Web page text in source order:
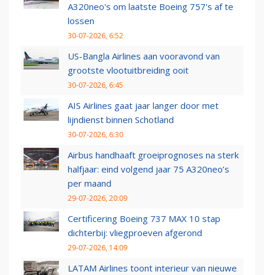
A320neo's om laatste Boeing 757's af te
lossen
30-07-2026, 6:52
US-Bangla Airlines aan vooravond van
grootste vlootuitbreiding ooit
30-07-2026, 6:45
AIS Airlines gaat jaar langer door met
lijndienst binnen Schotland
30-07-2026, 6:30
Airbus handhaaft groeiprognoses na sterk
halfjaar: eind volgend jaar 75 A320neo’s
per maand
29-07-2026, 20:09
Certificering Boeing 737 MAX 10 stap
dichterbij: vliegproeven afgerond
29-07-2026, 14:09
LATAM Airlines toont interieur van nieuwe